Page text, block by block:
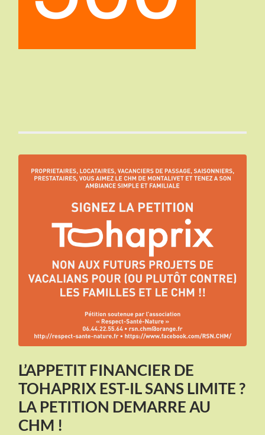
L’APPETIT FINANCIER DE
TOHAPRIX EST-IL SANS LIMITE ?
LA PETITION DEMARRE AU
CHM !